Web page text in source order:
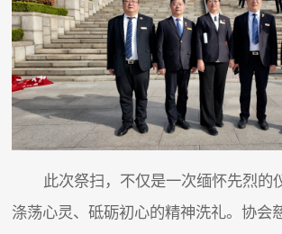
此次祭扫，不仅是一次缅怀先烈的
涤荡心灵、砥砺初心的精神洗礼。协会